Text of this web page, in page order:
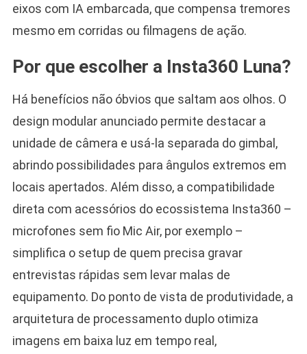
eixos com IA embarcada, que compensa tremores
mesmo em corridas ou filmagens de ação.
Por que escolher a Insta360 Luna?
Há benefícios não óbvios que saltam aos olhos. O
design modular anunciado permite destacar a
unidade de câmera e usá-la separada do gimbal,
abrindo possibilidades para ângulos extremos em
locais apertados. Além disso, a compatibilidade
direta com acessórios do ecossistema Insta360 –
microfones sem fio Mic Air, por exemplo –
simplifica o setup de quem precisa gravar
entrevistas rápidas sem levar malas de
equipamento. Do ponto de vista de produtividade, a
arquitetura de processamento duplo otimiza
imagens em baixa luz em tempo real,